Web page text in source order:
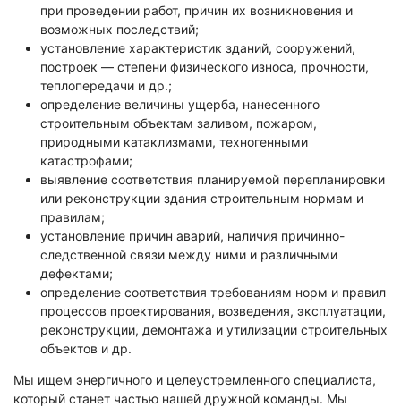
при проведении работ, причин их возникновения и
возможных последствий;
установление характеристик зданий, сооружений,
построек — степени физического износа, прочности,
теплопередачи и др.;
определение величины ущерба, нанесенного
строительным объектам заливом, пожаром,
природными катаклизмами, техногенными
катастрофами;
выявление соответствия планируемой перепланировки
или реконструкции здания строительным нормам и
правилам;
установление причин аварий, наличия причинно-
следственной связи между ними и различными
дефектами;
определение соответствия требованиям норм и правил
процессов проектирования, возведения, эксплуатации,
реконструкции, демонтажа и утилизации строительных
объектов и др.
Мы ищем энергичного и целеустремленного специалиста,
который станет частью нашей дружной команды. Мы